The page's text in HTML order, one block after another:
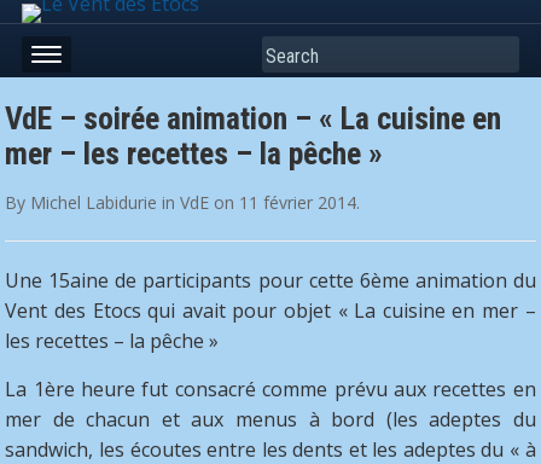
Search
VdE – soirée animation – « La cuisine en
mer – les recettes – la pêche »
By Michel Labidurie inVdE on 11 février 2014.
Une 15aine de participants pour cette 6ème animation du
Vent des Etocs qui avait pour objet « La cuisine en mer –
les recettes – la pêche »
La 1ère heure fut consacré comme prévu aux recettes en
mer de chacun et aux menus à bord (les adeptes du
sandwich, les écoutes entre les dents et les adeptes du « à